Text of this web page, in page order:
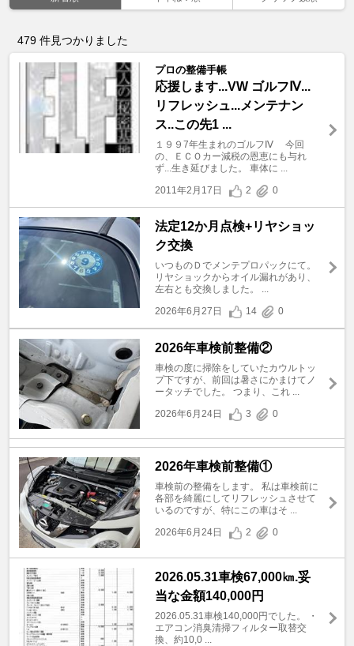
479 件見つかりました
プロの整備手帳
応援します...VW ゴルフⅣ...
リフレッシュ...メンテナン
ス..この先1 ...
１９９7年生まれのゴルフⅣ 今回
の、ＥＣＯカー減税の恩恵にも与れ
ず...生き延びました。 車体に ...
2011年2月17日
2 0
法定12か月点検+リヤショッ
ク交換
いつものＤでメンテプロパックにて。
リヤショックからオイル漏れがあり、
左右とも交換しました。 ...
2026年6月27日
14 0
2026年車検前整備②
車検の度に掃除をしていたカウルトッ
プ下ですが、前回は暑さにかまけてノ
ータッチでした。 つまり、これ ...
2026年6月24日
3 0
2026年車検前整備①
車検前の整備をします。 私は車検前に
各部を綺麗にしてリフレッシュさせて
いるのですが、特にこの車はそ ...
2026年6月24日
2 0
2026.05.31車検67,000㎞.妥
当な金額140,000円
2026.05.31車検140,000円でした。 ・
エアコン消臭清掃フィルター取替交
換、約10,0 ...